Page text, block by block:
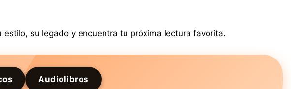
su legado y encuentra tu próxima lectura favorita.
Audiolibros